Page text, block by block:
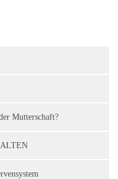
Mutterschaft?